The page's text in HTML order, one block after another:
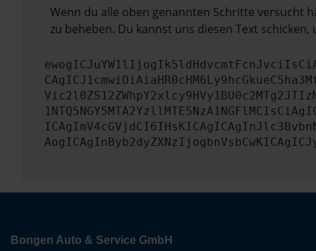
Wenn du alle oben genannten Schritte versucht
zu beheben. Du kannst uns diesen Text
Bongen Auto & Service GmbH